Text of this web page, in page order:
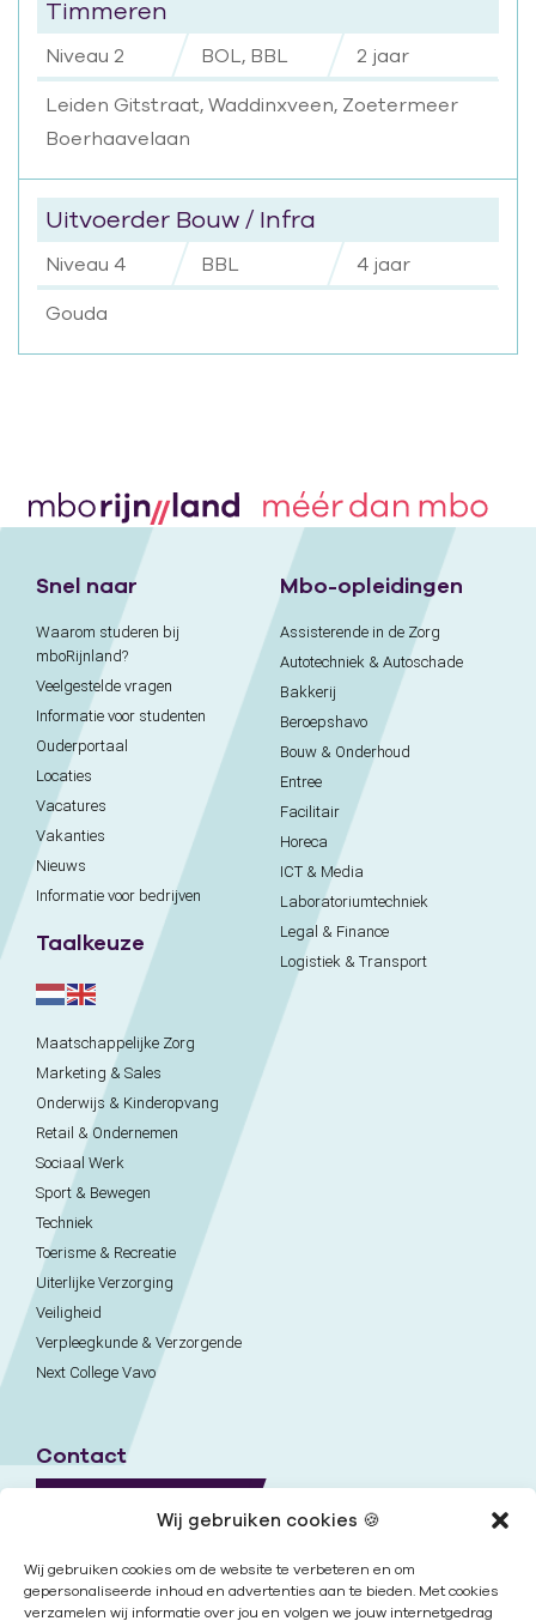
Wij gebruiken cookies 🍪
Wij gebruiken cookies om de website te verbeteren en om
gepersonaliseerde inhoud en advertenties aan te bieden. Met cookies
verzamelen wij informatie over jou en volgen we jouw internetgedrag
Timmeren
Niveau 2 BOL, BBL 2 jaar
Leiden Gitstraat, Waddinxveen, Zoetermeer
Boerhaavelaan
Uitvoerder Bouw / Infra
Niveau 4 BBL 4 jaar
Gouda
Snel naar
Waarom studeren bij
mboRijnland?
Veelgestelde vragen
Informatie voor studenten
Ouderportaal
Locaties
Vacatures
Vakanties
Nieuws
Informatie voor bedrijven
Taalkeuze
Mbo-opleidingen
Assisterende in de Zorg
Autotechniek & Autoschade
Bakkerij
Beroepshavo
Bouw & Onderhoud
Entree
Facilitair
Horeca
ICT & Media
Laboratoriumtechniek
Legal & Finance
Logistiek & Transport
Maatschappelijke Zorg
Marketing & Sales
Onderwijs & Kinderopvang
Retail & Ondernemen
Sociaal Werk
Sport & Bewegen
Techniek
Toerisme & Recreatie
Uiterlijke Verzorging
Veiligheid
Verpleegkunde & Verzorgende
Next College Vavo
Contact